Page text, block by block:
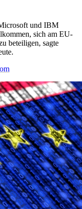
und IBM
sich am EU-
beteiligen, sagte